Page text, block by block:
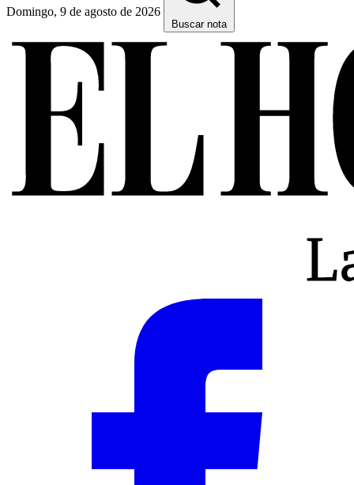
Domingo, 9 de agosto de 2026
Buscar nota